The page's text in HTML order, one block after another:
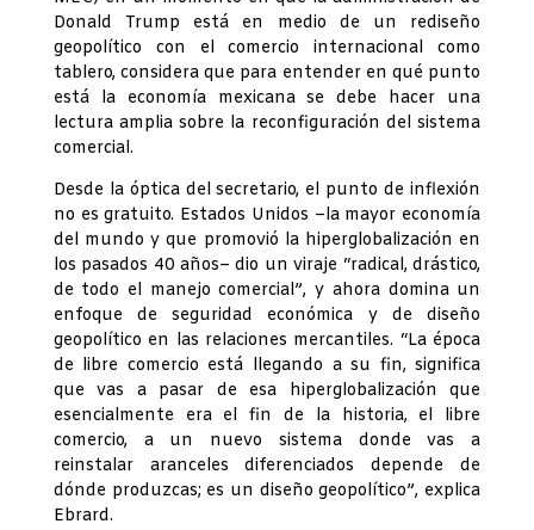
Donald Trump está en medio de un rediseño
geopolítico con el comercio internacional como
tablero, considera que para entender en qué punto
está la economía mexicana se debe hacer una
lectura amplia sobre la reconfiguración del sistema
comercial.
Desde la óptica del secretario, el punto de inflexión
no es gratuito. Estados Unidos –la mayor economía
del mundo y que promovió la hiperglobalización en
los pasados 40 años– dio un viraje “radical, drástico,
de todo el manejo comercial”, y ahora domina un
enfoque de seguridad económica y de diseño
geopolítico en las relaciones mercantiles. “La época
de libre comercio está llegando a su fin, significa
que vas a pasar de esa hiperglobalización que
esencialmente era el fin de la historia, el libre
comercio, a un nuevo sistema donde vas a
reinstalar aranceles diferenciados depende de
dónde produzcas; es un diseño geopolítico”, explica
Ebrard.